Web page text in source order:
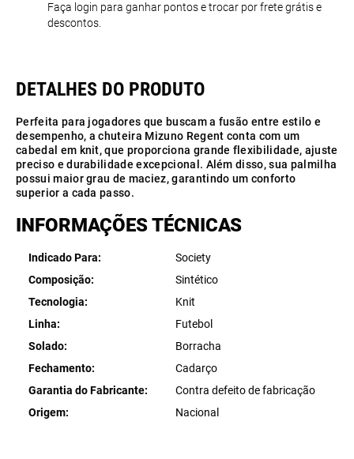
Faça login para ganhar pontos e trocar por frete grátis e
descontos.
Perfeita para jogadores que buscam a fusão entre estilo e
desempenho, a chuteira Mizuno Regent conta com um
cabedal em knit, que proporciona grande flexibilidade, ajuste
preciso e durabilidade excepcional. Além disso, sua palmilha
possui maior grau de maciez, garantindo um conforto
superior a cada passo.
INFORMAÇÕES TÉCNICAS
Indicado Para
Society
Composição
Sintético
Tecnologia
Knit
Linha
Futebol
Solado
Borracha
Fechamento
Cadarço
Garantia do Fabricante
Contra defeito de fabricação
Origem
Nacional